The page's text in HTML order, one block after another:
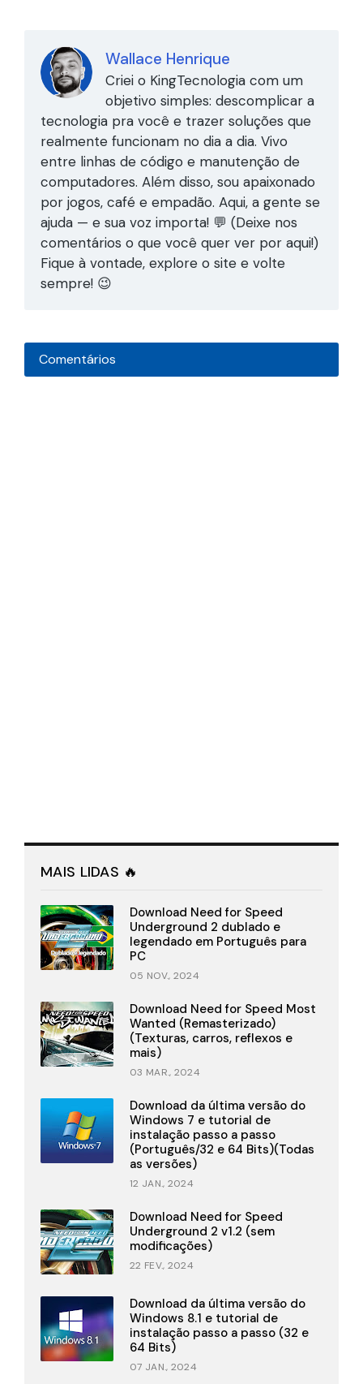
Wallace Henrique
Criei o KingTecnologia com um
objetivo simples: descomplicar a
tecnologia pra você e trazer soluções que
realmente funcionam no dia a dia. Vivo
entre linhas de código e manutenção de
computadores. Além disso, sou apaixonado
por jogos, café e empadão. Aqui, a gente se
ajuda — e sua voz importa! 💬 (Deixe nos
comentários o que você quer ver por aqui!)
Fique à vontade, explore o site e volte
sempre! 😉
Comentários
MAIS LIDAS 🔥
Download Need for Speed
Underground 2 dublado e
legendado em Português para
PC
05 NOV., 2024
Download Need for Speed Most
Wanted (Remasterizado)
(Texturas, carros, reflexos e
mais)
03 MAR., 2024
Download da última versão do
Windows 7 e tutorial de
instalação passo a passo
(Português/32 e 64 Bits)(Todas
as versões)
12 JAN., 2024
Download Need for Speed
Underground 2 v1.2 (sem
modificações)
22 FEV., 2024
Download da última versão do
Windows 8.1 e tutorial de
instalação passo a passo (32 e
64 Bits)
07 JAN., 2024